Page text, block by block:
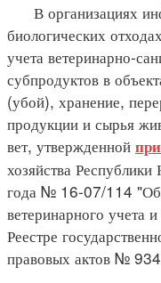
В организациях
биологических
учета ветеринарно-
субпродуктов в
(убой), хранение,
продукции и сырья
вет, утвержденной
хозяйства
года № 16-07/114
ветеринарного учета
Реестре
правовых актов №